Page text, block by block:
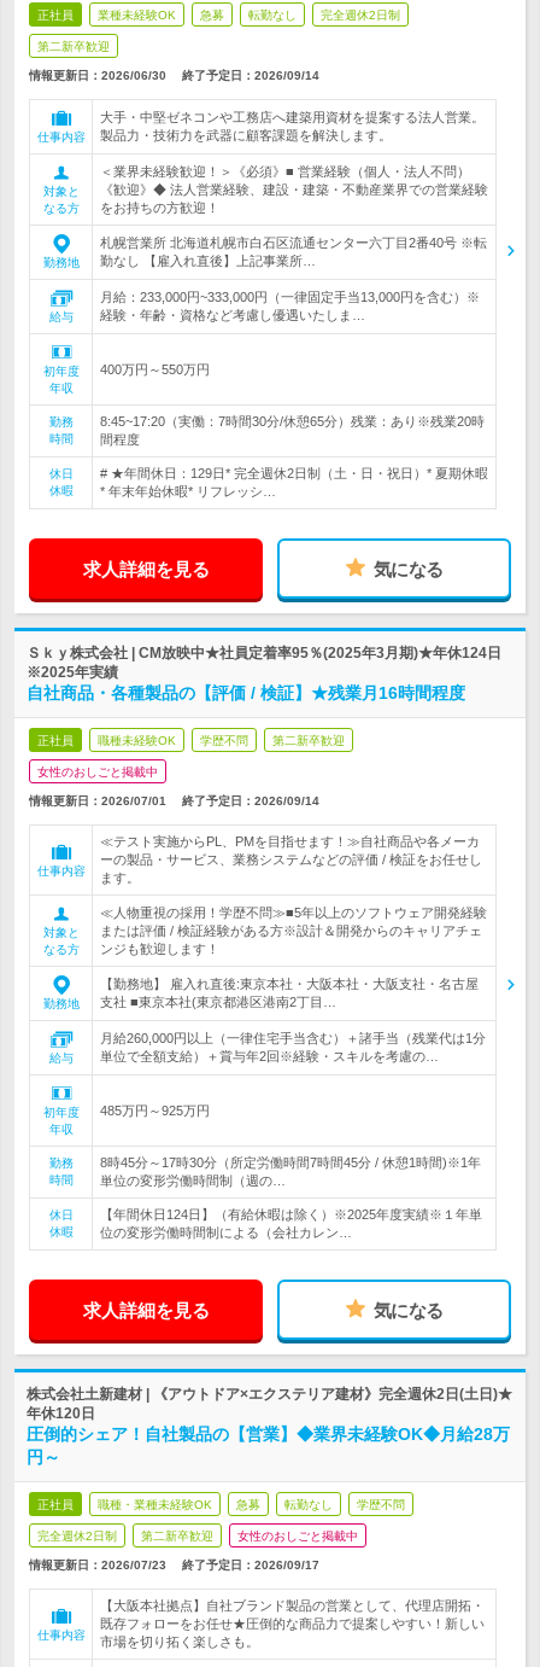
正社員 業種未経験OK 急募 転勤なし 完全週休2日制
第二新卒歓迎
情報更新日：2026/06/30 終了予定日： 2026/09/14
仕事内容
大手・中堅ゼネコンや工務店へ建築用資材を提案する法人営業。
製品力・技術力を武器に顧客課題を解決します。
対象と
なる方
＜業界未経験歓迎！＞《必須》■ 営業経験（個人・法人不問）
《歓迎》◆ 法人営業経験、建設・建築・不動産業界での営業経験
をお持ちの方歓迎！
勤務地
札幌営業所 北海道札幌市白石区流通センター六丁目2番40号 ※転
勤なし 【雇入れ直後】上記事業所…
給与
月給：233,000円~333,000円（一律固定手当13,000円を含む）※
経験・年齢・資格など考慮し優遇いたしま…
初年度
年収
400万円～550万円
勤務
時間
8:45~17:20（実働：7時間30分/休憩65分）残業：あり※残業20時
間程度
休日
休暇
# ★年間休日：129日* 完全週休2日制（土・日・祝日）* 夏期休暇
* 年末年始休暇* リフレッシ…
求人詳細を見る 気になる
Ｓｋｙ株式会社 | CM放映中★社員定着率95％(2025年3月期)★年休124日
※2025年実績
自社商品・各種製品の【評価 / 検証】★残業月16時間程度
正社員 職種未経験OK 学歴不問 第二新卒歓迎
女性のおしごと掲載中
情報更新日：2026/07/01 終了予定日： 2026/09/14
仕事内容
≪テスト実施からPL、PMを目指せます！≫自社商品や各メーカ
ーの製品・サービス、業務システムなどの評価 / 検証をお任せし
ます。
対象と
なる方
≪人物重視の採用！学歴不問≫■5年以上のソフトウェア開発経験
または評価 / 検証経験がある方※設計＆開発からのキャリアチェ
ンジも歓迎します！
勤務地
【勤務地】 雇入れ直後:東京本社・大阪本社・大阪支社・名古屋
支社 ■東京本社(東京都港区港南2丁目…
給与
月給260,000円以上（一律住宅手当含む）＋諸手当（残業代は1分
単位で全額支給）＋賞与年2回※経験・スキルを考慮の…
初年度
年収
485万円～925万円
勤務
時間
8時45分～17時30分（所定労働時間7時間45分 / 休憩1時間)※1年
単位の変形労働時間制（週の…
休日
休暇
【年間休日124日】（有給休暇は除く）※2025年度実績※１年単
位の変形労働時間制による（会社カレン…
求人詳細を見る 気になる
株式会社土新建材 | 《アウトドア×エクステリア建材》完全週休2日(土日)★
年休120日
圧倒的シェア！自社製品の【営業】◆業界未経験OK◆月給28万
円～
正社員 職種・業種未経験OK 急募 転勤なし 学歴不問
完全週休2日制 第二新卒歓迎 女性のおしごと掲載中
情報更新日：2026/07/23 終了予定日： 2026/09/17
仕事内容
【大阪本社拠点】自社ブランド製品の営業として、代理店開拓・
既存フォローをお任せ★圧倒的な商品力で提案しやすい！新しい
市場を切り拓く楽しさも。